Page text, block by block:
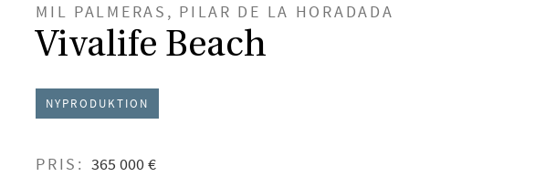
MIL PALMERAS, PILAR DE LA HORADADA
Vivalife Beach
NYPRODUKTION
PRIS: 365 000 €